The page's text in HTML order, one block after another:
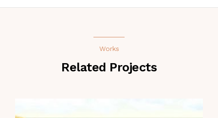
Works
Related Projects